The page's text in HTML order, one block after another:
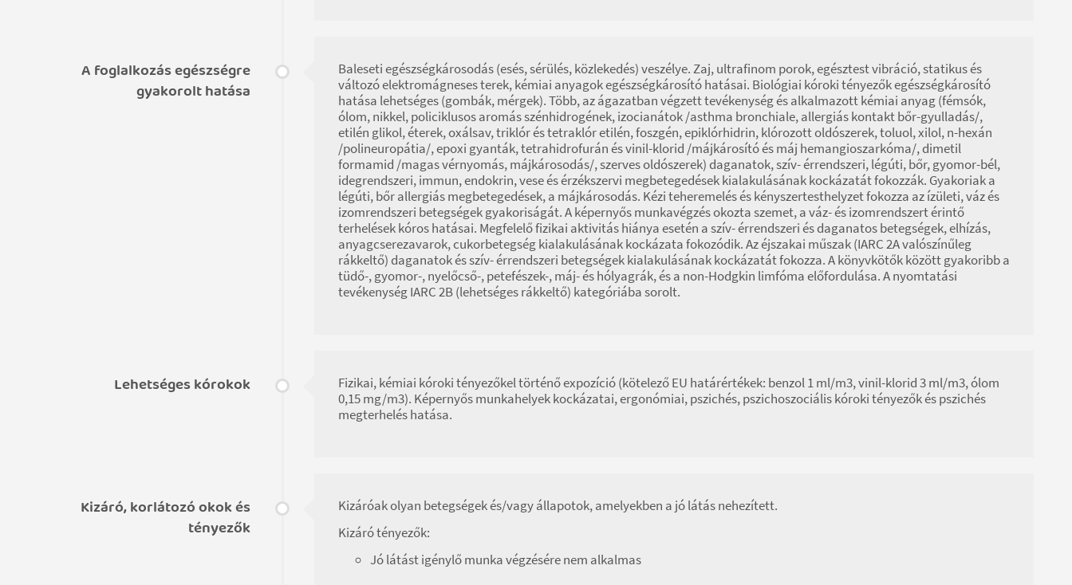
A foglalkozás egészségre
gyakorolt hatása
Baleseti egészségkárosodás (esés, sérülés, közlekedés) veszélye. Zaj, ultrafinom porok, egésztest vibráció, statikus és
változó elektromágneses terek, kémiai anyagok egészségkárosító hatásai. Biológiai kóroki tényezők egészségkárosító
hatása lehetséges (gombák, mérgek). Több, az ágazatban végzett tevékenység és alkalmazott kémiai anyag (fémsók,
ólom, nikkel, policiklusos aromás szénhidrogének, izocianátok /asthma bronchiale, allergiás kontakt bőr-gyulladás/,
etilén glikol, éterek, oxálsav, triklór és tetraklór etilén, foszgén, epiklórhidrin, klórozott oldószerek, toluol, xilol, n-hexán
/polineuropátia/, epoxi gyanták, tetrahidrofurán és vinil-klorid /májkárosító és máj hemangioszarkóma/, dimetil
formamid /magas vérnyomás, májkárosodás/, szerves oldószerek) daganatok, szív- érrendszeri, légúti, bőr, gyomor-bél,
idegrendszeri, immun, endokrin, vese és érzékszervi megbetegedések kialakulásának kockázatát fokozzák. Gyakoriak a
légúti, bőr allergiás megbetegedések, a májkárosodás. Kézi teheremelés és kényszertesthelyzet fokozza az ízületi, váz és
izomrendszeri betegségek gyakoriságát. A képernyős munkavégzés okozta szemet, a váz- és izomrendszert érintő
terhelések kóros hatásai. Megfelelő fizikai aktivitás hiánya esetén a szív- érrendszeri és daganatos betegségek, elhízás,
anyagcserezavarok, cukorbetegség kialakulásának kockázata fokozódik. Az éjszakai műszak (IARC 2A valószínűleg
rákkeltő) daganatok és szív- érrendszeri betegségek kialakulásának kockázatát fokozza. A könyvkötők között gyakoribb a
tüdő-, gyomor-, nyelőcső-, petefészek-, máj- és hólyagrák, és a non-Hodgkin limfóma előfordulása. A nyomtatási
tevékenység IARC 2B (lehetséges rákkeltő) kategóriába sorolt.
Lehetséges kórokok
Fizikai, kémiai kóroki tényezőkel történő expozíció (kötelező EU határértékek: benzol 1 ml/m3, vinil-klorid 3 ml/m3, ólom
0,15 mg/m3). Képernyős munkahelyek kockázatai, ergonómiai, pszichés, pszichoszociális kóroki tényezők és pszichés
megterhelés hatása.
Kizáró, korlátozó okok és
tényezők
Kizáróak olyan betegségek és/vagy állapotok, amelyekben a jó látás nehezített.
Kizáró tényezők:
Jó látást igénylő munka végzésére nem alkalmas